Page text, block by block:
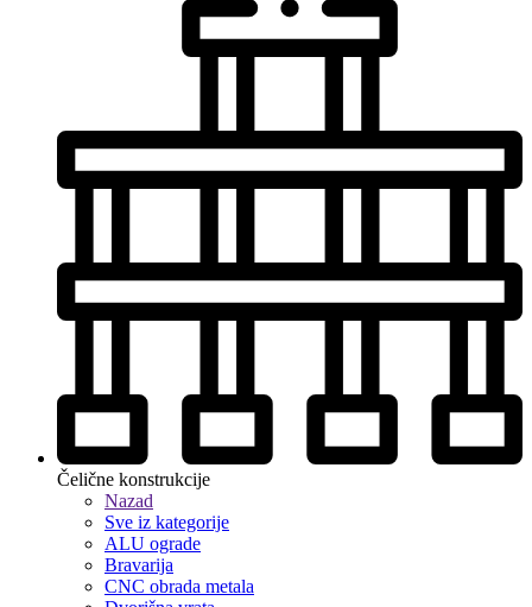
Čelične konstrukcije
Nazad
Sve iz kategorije
ALU ograde
Bravarija
CNC obrada metala